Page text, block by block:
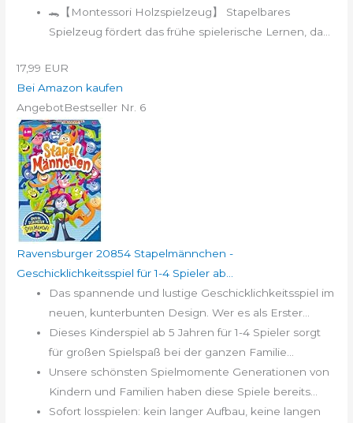
🐊【Montessori Holzspielzeug】 Stapelbares
Spielzeug fördert das frühe spielerische Lernen, da...
17,99 EUR
Bei Amazon kaufen
AngebotBestseller Nr. 6
Ravensburger 20854 Stapelmännchen -
Geschicklichkeitsspiel für 1-4 Spieler ab...
Das spannende und lustige Geschicklichkeitsspiel im
neuen, kunterbunten Design. Wer es als Erster...
Dieses Kinderspiel ab 5 Jahren für 1-4 Spieler sorgt
für großen Spielspaß bei der ganzen Familie...
Unsere schönsten Spielmomente Generationen von
Kindern und Familien haben diese Spiele bereits...
Sofort losspielen: kein langer Aufbau, keine langen